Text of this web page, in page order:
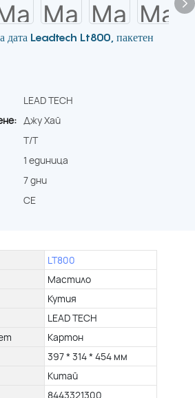
дата Leadtech Lt800, пакетен
LEAD TECH
Джу Хай
T/T
1 единица
7 дни
CE
LT800
Мастило
Кутия
LEAD TECH
Картон
397 * 314 * 454 мм
Китай
8443321300